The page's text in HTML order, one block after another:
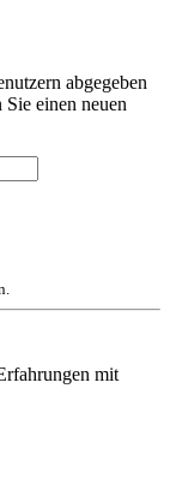
abgegeben
einen neuen
mit